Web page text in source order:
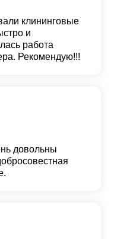
клининговые
и
работа
Рекомендую!!!
довольны